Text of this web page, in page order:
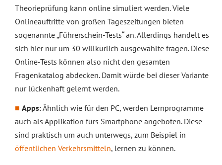
Theorieprüfung kann online simuliert werden. Viele
Onlineauftritte von großen Tageszeitungen bieten
sogenannte „Führerschein-Tests“ an. Allerdings handelt es
sich hier nur um 30 willkürlich ausgewählte fragen. Diese
Online-Tests können also nicht den gesamten
Fragenkatalog abdecken. Damit würde bei dieser Variante
nur lückenhaft gelernt werden.
Apps: Ähnlich wie für den PC, werden Lernprogramme
auch als Applikation fürs Smartphone angeboten. Diese
sind praktisch um auch unterwegs, zum Beispiel in
öffentlichen Verkehrsmitteln, lernen zu können.